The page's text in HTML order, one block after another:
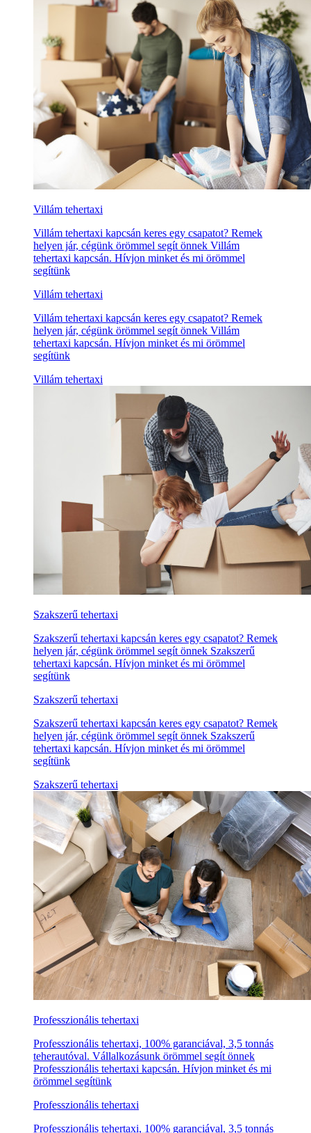
Villám tehertaxi
Villám tehertaxi kapcsán keres egy csapatot? Remek
helyen jár, cégünk örömmel segít önnek Villám
tehertaxi kapcsán. Hívjon minket és mi örömmel
segítünk
Villám tehertaxi
Villám tehertaxi kapcsán keres egy csapatot? Remek
helyen jár, cégünk örömmel segít önnek Villám
tehertaxi kapcsán. Hívjon minket és mi örömmel
segítünk
Villám tehertaxi
Szakszerű tehertaxi
Szakszerű tehertaxi kapcsán keres egy csapatot? Remek
helyen jár, cégünk örömmel segít önnek Szakszerű
tehertaxi kapcsán. Hívjon minket és mi örömmel
segítünk
Szakszerű tehertaxi
Szakszerű tehertaxi kapcsán keres egy csapatot? Remek
helyen jár, cégünk örömmel segít önnek Szakszerű
tehertaxi kapcsán. Hívjon minket és mi örömmel
segítünk
Szakszerű tehertaxi
Professzionális tehertaxi
Professzionális tehertaxi, 100% garanciával, 3,5 tonnás
teherautóval. Vállalkozásunk örömmel segít önnek
Professzionális tehertaxi kapcsán. Hívjon minket és mi
örömmel segítünk
Professzionális tehertaxi
Professzionális tehertaxi, 100% garanciával, 3,5 tonnás